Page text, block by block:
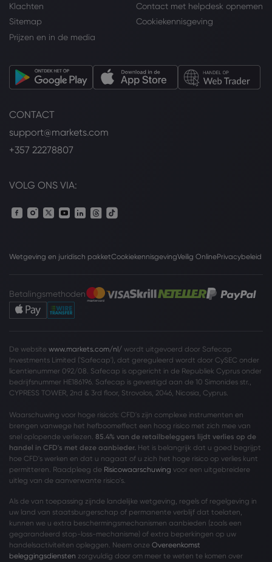
Klachten
Contact met helpdesk opnemen
Sitemap
Cookiekennisgeving
Prijzen en in de media
CONTACT
support@markets.com
+357 22278807
VOLG ONS VIA:
Wetgeving en juridisch pakketCookiekennisgevingVeilig OnlinePrivacybeleid
Betalingsmethoden
De website www.markets.com/nl/ wordt uitgevoerd door Safecap
Investments Limited ('Safecap'), dat gereguleerd wordt door CySEC onder
licentienummer 092/08. Safecap is opgericht in de Republiek Cyprus onder
bedrijfsnummer HE186196. Safecap is gevestigd aan de 10 Simonides str.,
CYPRESS TOWER, 2nd & 3rd floor, Strovolos, 2046, Nicosia, Cyprus.
Waarschuwing voor hoge risico’s: CFD's zijn complexe instrumenten en
brengen vanwege het hefboomeffect een hoog risico met zich mee van
snel oplopende verliezen. 85.4% van de retailbeleggers lijdt verlies op de
handel in CFD's met deze aanbieder. Het is belangrijk dat u goed begrijpt
hoe CFD's werken en dat u nagaat of u zich het hoge risico op verlies kunt
permitteren. Raadpleeg de Risicowaarschuwing voor een uitgebreidere
uitleg van de aanverwante risico's.
Als de van toepassing zijnde landelijke wetgeving, regels of regelgeving in
uw land van staatsburgerschap of permanente verblijf dat toelaten,
kunnen we u extra beschermingsmechanismen aanbieden (zoals een
gegarandeerd stop-loss-mechanisme) of extra beperkingen op uw
handelsactiviteiten opleggen. Neem onze Overeenkomst
beleggingsdiensten zorgvuldig door om meer te weten te komen over